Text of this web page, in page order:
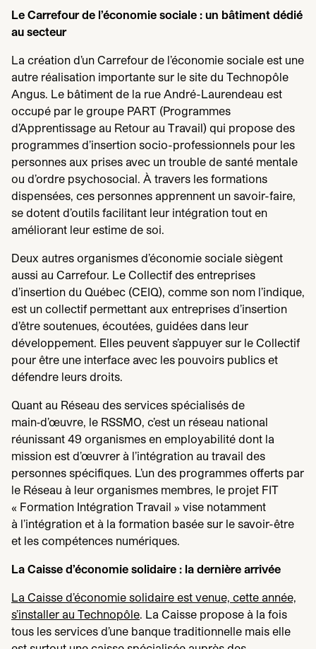
Le Carrefour de l’économie sociale : un bâtiment dédié
au secteur
La création d’un Carrefour de l’économie sociale est une
autre réalisation importante sur le site du Technopôle
Angus. Le bâtiment de la rue André-Laurendeau est
occupé par le groupe PART (Programmes
d’Apprentissage au Retour au Travail) qui propose des
programmes d’insertion socio-professionnels pour les
personnes aux prises avec un trouble de santé mentale
ou d’ordre psychosocial. À travers les formations
dispensées, ces personnes apprennent un savoir-faire,
se dotent d’outils facilitant leur intégration tout en
améliorant leur estime de soi.
Deux autres organismes d’économie sociale siègent
aussi au Carrefour. Le Collectif des entreprises
d’insertion du Québec (CEIQ), comme son nom l’indique,
est un collectif permettant aux entreprises d’insertion
d’être soutenues, écoutées, guidées dans leur
développement. Elles peuvent s’appuyer sur le Collectif
pour être une interface avec les pouvoirs publics et
défendre leurs droits.
Quant au Réseau des services spécialisés de
main‑d’œuvre, le RSSMO, c’est un réseau national
réunissant 49 organismes en employabilité dont la
mission est d’œuvrer à l’intégration au travail des
personnes spécifiques. L’un des programmes offerts par
le Réseau à leur organismes membres, le projet FIT
« Formation Intégration Travail » vise notamment
à l’intégration et à la formation basée sur le savoir-être
et les compétences numériques.
La Caisse d’économie solidaire : la dernière arrivée
La Caisse d’économie solidaire est venue, cette année,
s’installer au Technopôle. La Caisse propose à la fois
tous les services d’une banque traditionnelle mais elle